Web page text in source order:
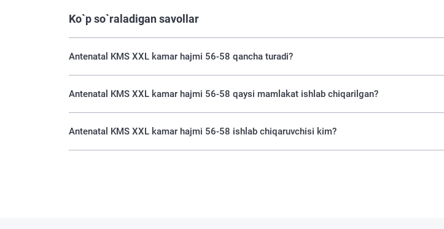
Ko`p so`raladigan savollar
Antenatal KMS XXL kamar hajmi 56-58 qancha turadi?
Antenatal KMS XXL kamar hajmi 56-58 qaysi mamlakat ishlab chiqarilgan?
Antenatal KMS XXL kamar hajmi 56-58 ishlab chiqaruvchisi kim?